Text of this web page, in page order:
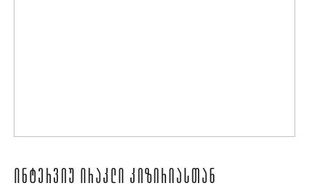
ᲘᲜᲢᲔᲠᲕᲘᲣ ᲘᲠᲐᲙᲚᲘ ᲙᲘᲖᲘᲠᲘᲐᲡᲗᲐᲜ